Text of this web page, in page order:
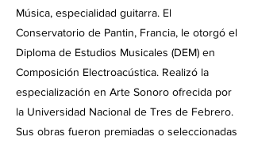
Música, especialidad guitarra. El
Conservatorio de Pantin, Francia, le otorgó el
Diploma de Estudios Musicales (DEM) en
Composición Electroacústica. Realizó la
especialización en Arte Sonoro ofrecida por
la Universidad Nacional de Tres de Febrero.
Sus obras fueron premiadas o seleccionadas